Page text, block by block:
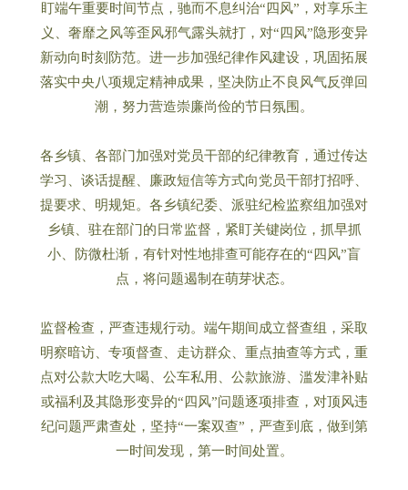
盯端午重要时间节点，驰而不息纠治“四风”，对享乐主
义、奢靡之风等歪风邪气露头就打，对“四风”隐形变异
新动向时刻防范。进一步加强纪律作风建设，巩固拓展
落实中央八项规定精神成果，坚决防止不良风气反弹回
潮，努力营造崇廉尚俭的节日氛围。
各乡镇、各部门加强对党员干部的纪律教育，通过传达
学习、谈话提醒、廉政短信等方式向党员干部打招呼、
提要求、明规矩。各乡镇纪委、派驻纪检监察组加强对
乡镇、驻在部门的日常监督，紧盯关键岗位，抓早抓
小、防微杜渐，有针对性地排查可能存在的“四风”盲
点，将问题遏制在萌芽状态。
监督检查，严查违规行动。端午期间成立督查组，采取
明察暗访、专项督查、走访群众、重点抽查等方式，重
点对公款大吃大喝、公车私用、公款旅游、滥发津补贴
或福利及其隐形变异的“四风”问题逐项排查，对顶风违
纪问题严肃查处，坚持“一案双查”，严查到底，做到第
一时间发现，第一时间处置。